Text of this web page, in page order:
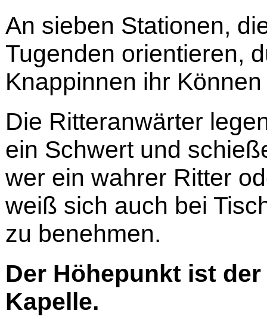
An sieben Stationen,
Tugenden orientieren,
Knappinnen ihr
Die Ritteranwärter
ein Schwert und
wer ein wahrer Ritter
weiß sich auch bei
zu benehmen.
Der Höhepunkt ist
Kapelle.